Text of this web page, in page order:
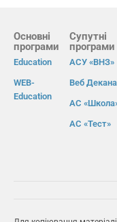
Основні
програми
Education
WEB-
Education
Супутні
програми
АСУ «ВНЗ»
Веб
АС
АС «Тест»